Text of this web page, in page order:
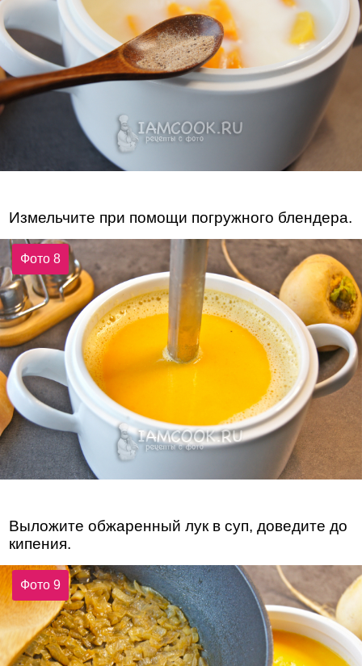
Измельчите при помощи погружного блендера.
Фото 8
Выложите обжаренный лук в суп, доведите до
кипения.
Фото 9